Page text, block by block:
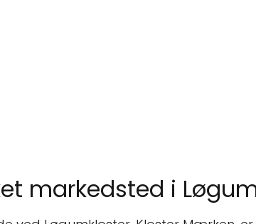
markedsted i